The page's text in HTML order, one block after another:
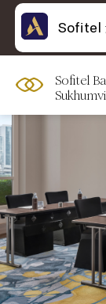
Sofitel
Sofitel